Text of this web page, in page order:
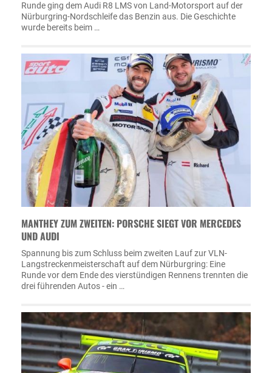
Runde ging dem Audi R8 LMS von Land-Motorsport auf der
Nürburgring-Nordschleife das Benzin aus. Die Geschichte
wurde bereits beim …
MANTHEY ZUM ZWEITEN: PORSCHE SIEGT VOR MERCEDES
UND AUDI
Spannung bis zum Schluss beim zweiten Lauf zur VLN-
Langstreckenmeisterschaft auf dem Nürburgring: Eine
Runde vor dem Ende des vierstündigen Rennens trennten die
drei führenden Autos - ein …